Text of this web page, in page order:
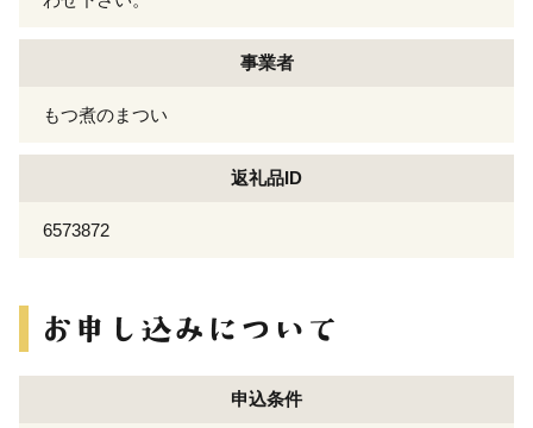
事業者
もつ煮のまつい
返礼品ID
6573872
申込条件